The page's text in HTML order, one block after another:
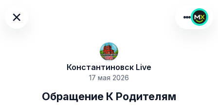
×
Константиновск Live
17 мая 2026
Обращение К Родителям